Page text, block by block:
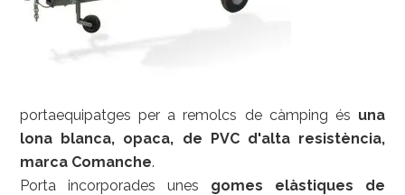
portaequipatges per a remolcs de càmping és una
lona blanca, opaca, de PVC d'alta resistència,
marca Comanche.
Porta incorporades unes gomes elàstiques de